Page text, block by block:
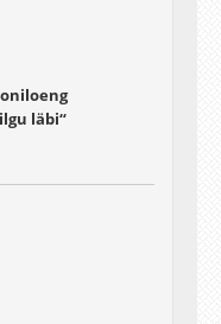
läbi“